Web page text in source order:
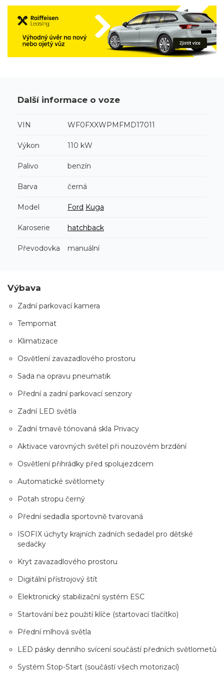
Další informace o voze
VIN WF0FXXWPMFMD17011
Výkon 110 kW
Palivo benzín
Barva černá
Model Ford Kuga
Karoserie hatchback
Převodovka manuální
Výbava
Zadní parkovací kamera
Tempomat
Klimatizace
Osvětlení zavazadlového prostoru
Sada na opravu pneumatik
Přední a zadní parkovací senzory
Zadní LED světla
Zadní tmavě tónovaná skla Privacy
Aktivace varovných světel při nouzovém brzdění
Osvětlení přihrádky před spolujezdcem
Automatické světlomety
Potah stropu černý
Přední sedadla sportovně tvarovaná
ISOFIX úchyty krajních zadních sedadel pro dětské
sedačky
Kryt zavazadlového prostoru
Digitální přístrojový štít
Elektronický stabilizační systém ESC
Startování bez použití klíče (startovací tlačítko)
Přední mlhová světla
LED pásky denního svícení součástí předních světlometů
Systém Stop-Start (součástí všech motorizací)